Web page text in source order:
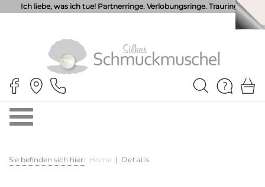
Ich liebe, was ich tue! Partnerringe. Verlobungsringe. Trauringe.
Sie befinden sich hier: Home | Details